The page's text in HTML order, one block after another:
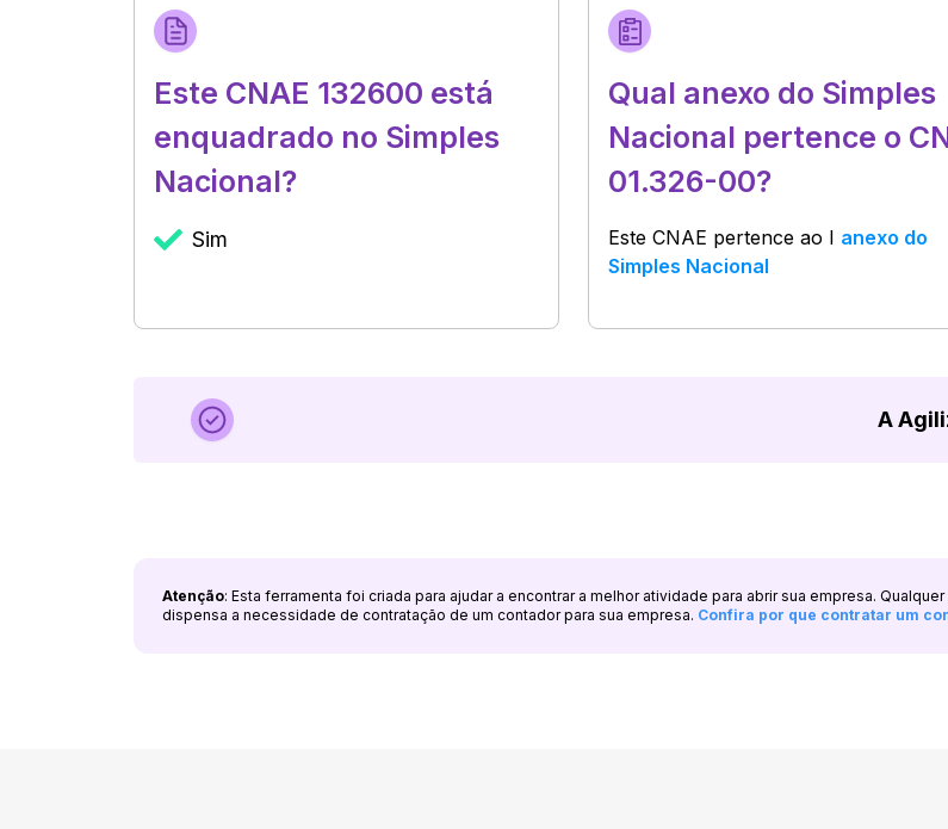
Este CNAE 132600 está
enquadrado no Simples
Nacional?
Sim
Qual anexo do Simples
Nacional pertence o
01.326-00?
Este CNAE pertence ao I anexo do
Simples Nacional
A
Atenção: Esta ferramenta foi criada para ajudar a encontrar a melhor atividade para abrir sua empresa.
dispensa a necessidade de contratação de um contador para sua empresa. Confira por que contratar um